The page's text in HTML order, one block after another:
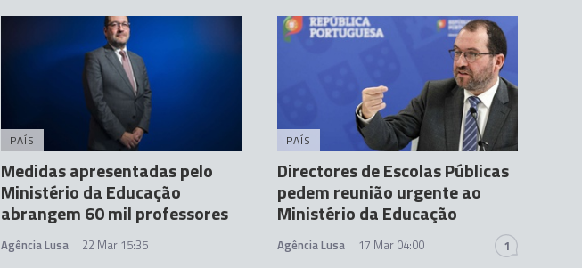
PAÍS
Medidas apresentadas pelo
Ministério da Educação
abrangem 60 mil professores
Agência Lusa 22 Mar 15:35
PAÍS
Directores de Escolas Públicas
pedem reunião urgente ao
Ministério da Educação
Agência Lusa 17 Mar 04:00 1